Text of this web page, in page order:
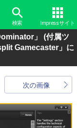
検索 Impressサイト
」 (付属ツ
Gamecaster」に
次の画像